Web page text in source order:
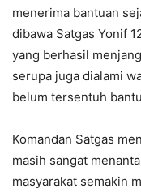
menerima bantuan
dibawa Satgas Yonif
yang berhasil
serupa juga dialami
belum tersentuh
Komandan Satgas
masih sangat
masyarakat semakin